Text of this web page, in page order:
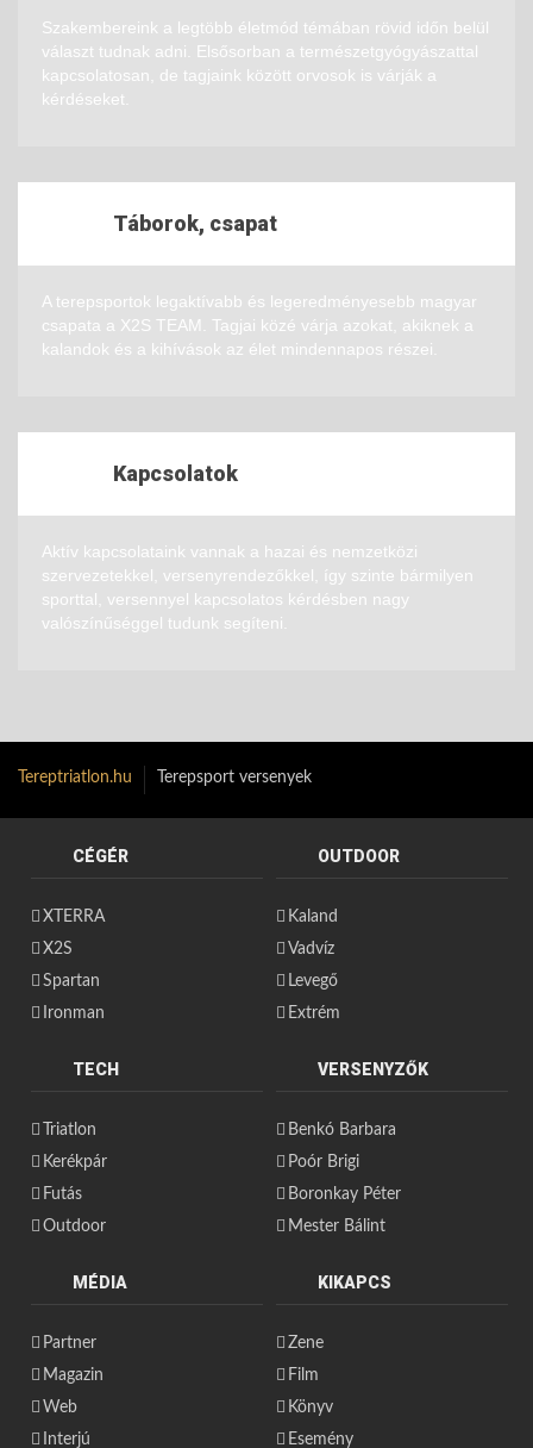
Szakembereink a legtöbb életmód témában rövid időn belül
választ tudnak adni. Elsősorban a természetgyógyászattal
kapcsolatosan, de tagjaink között orvosok is várják a
kérdéseket.
Táborok, csapat
A terepsportok legaktívabb és legeredményesebb magyar
csapata a X2S TEAM. Tagjai közé várja azokat, akiknek a
kalandok és a kihívások az élet mindennapos részei.
Kapcsolatok
Aktív kapcsolataink vannak a hazai és nemzetközi
szervezetekkel, versenyrendezőkkel, így szinte bármilyen
sporttal, versennyel kapcsolatos kérdésben nagy
valószínűséggel tudunk segíteni.
Tereptriatlon.hu Terepsport versenyek
CÉGÉR
XTERRA
X2S
Spartan
Ironman
OUTDOOR
Kaland
Vadvíz
Levegő
Extrém
TECH
Triatlon
Kerékpár
Futás
Outdoor
VERSENYZŐK
Benkó Barbara
Poór Brigi
Boronkay Péter
Mester Bálint
MÉDIA
Partner
Magazin
Web
Interjú
KIKAPCS
Zene
Film
Könyv
Esemény